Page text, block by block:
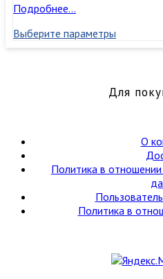
Фиксированный
розетка
LC,
Подробнее…
Выберите параметры
Для
О
Политика в
Политика в